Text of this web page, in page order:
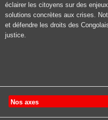
éclairer les citoyens sur des
solutions concrètes aux crises.
et défendre les droits des
justice.
Nos axes